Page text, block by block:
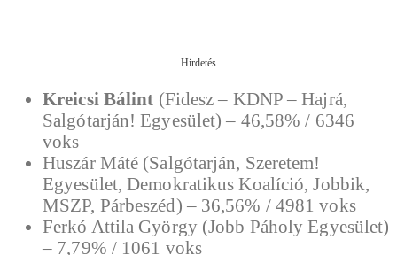
Hirdetés
Kreicsi Bálint (Fidesz – KDNP – Hajrá,
Salgótarján! Egyesület) – 46,58% / 6346
voks
Huszár Máté (Salgótarján, Szeretem!
Egyesület, Demokratikus Koalíció, Jobbik,
MSZP, Párbeszéd) – 36,56% / 4981 voks
Ferkó Attila György (Jobb Páholy Egyesület)
– 7,79% / 1061 voks